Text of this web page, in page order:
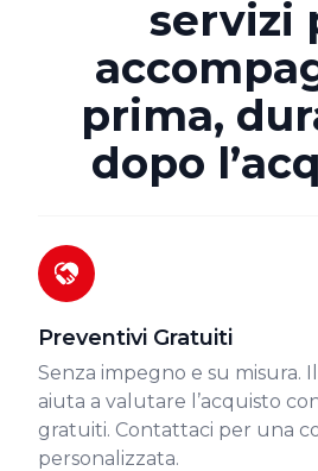
servizi
prima,
dopo
Preventivi Gratuiti
Senza impegno e su misura.
aiuta a valutare l’acquisto
gratuiti. Contattaci per una
personalizzata.